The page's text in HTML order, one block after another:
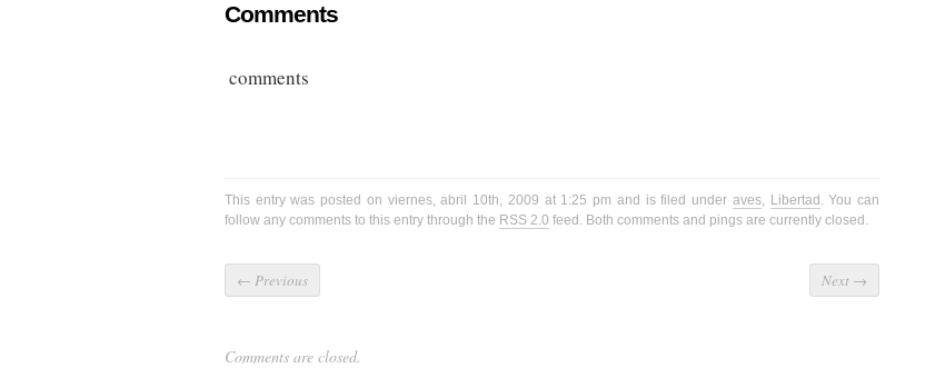
Comments
comments
This entry was posted on viernes, abril 10th, 2009 at 1:25 pm and is filed under aves, Libertad . You can
follow any comments to this entry through the RSS 2.0 feed. Both comments and pings are currently closed.
← Previous Next →
Comments are closed.